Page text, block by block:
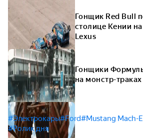
Гонщик Red Bull
столице Кении
Lexus
Гонщики
на монстр-траках
#Электрокары#Ford#Mustang Mach-E
#Ролик дня